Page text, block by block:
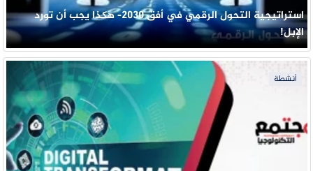
استراتيجية التحول الرقمي في أفق 2030- هكذا يجب أن تورد
الإبل!
أنشطة